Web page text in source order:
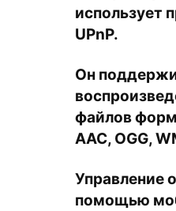
использует
UPnP.
Он
файлов
AAC, OGG,
Управление
помощью